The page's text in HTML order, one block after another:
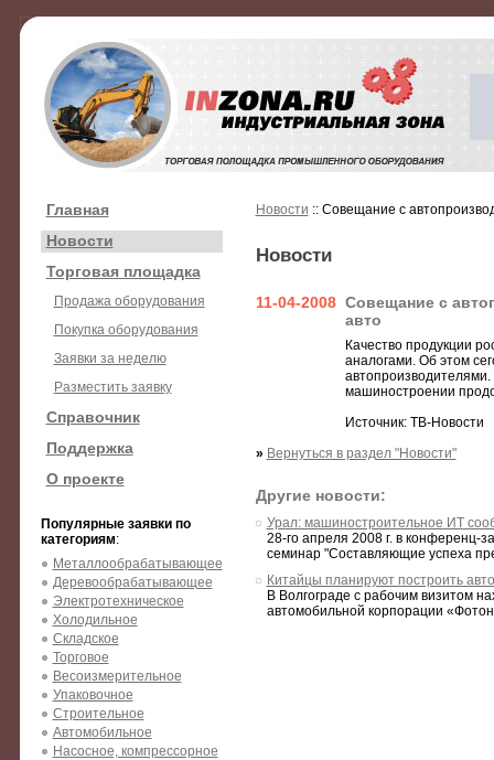
Главная
Новости
Торговая площадка
Продажа оборудования
Покупка оборудования
Заявки за неделю
Разместить заявку
Справочник
Поддержка
О проекте
Популярные заявки по
категориям:
Металлообрабатывающее
Деревообрабатывающее
Электротехническое
Холодильное
Складское
Торговое
Весоизмерительное
Упаковочное
Строительное
Автомобильное
Насосное, компрессорное
Новости :: Совещание с
Новости
11-04-2008 Совещание с
авто
Качество продукции
аналогами. Об этом
автопроизводителями.
машиностроении
Источник: ТВ-Новости
» Вернуться в раздел "Новости"
Другие новости:
Урал: машиностроительное ИТ
28-го апреля 2008 г. в конференц-
семинар "Составляющие успеха
Китайцы планируют построить
В Волгограде с рабочим визитом
автомобильной корпорации